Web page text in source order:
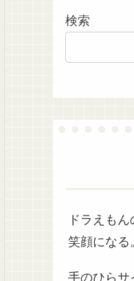
検索
ドラえも
笑顔になる
手のひらサ